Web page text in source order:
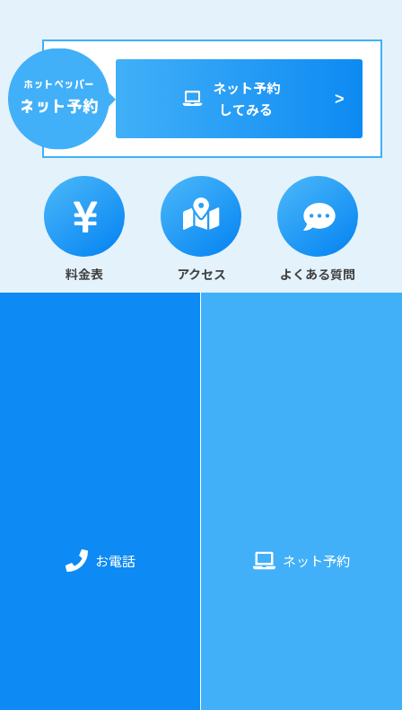
お電話 ネット予約
ネット予約
してみる
料金表 アクセス よくある質問
0）